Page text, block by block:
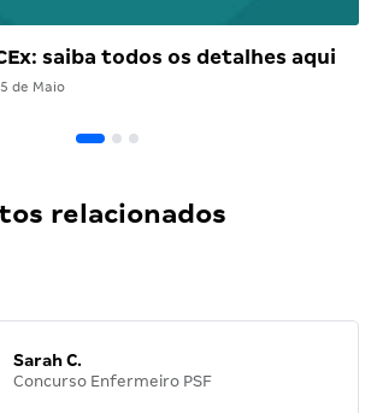
saiba todos os detalhes aqui
de Maio
relacionados
Sarah C.
Concurso Enfermeiro PSF